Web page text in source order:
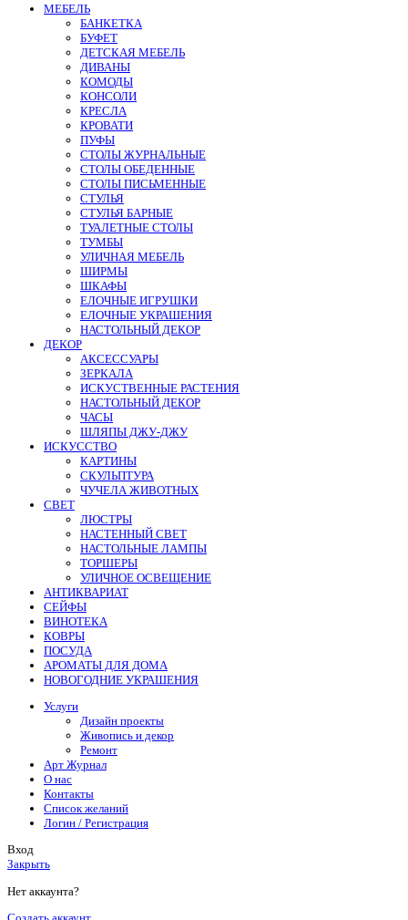
МЕБЕЛЬ
БАНКЕТКА
БУФЕТ
ДЕТСКАЯ МЕБЕЛЬ
ДИВАНЫ
КОМОДЫ
КОНСОЛИ
КРЕСЛА
КРОВАТИ
ПУФЫ
СТОЛЫ ЖУРНАЛЬНЫЕ
СТОЛЫ ОБЕДЕННЫЕ
СТОЛЫ ПИСЬМЕННЫЕ
СТУЛЬЯ
СТУЛЬЯ БАРНЫЕ
ТУАЛЕТНЫЕ СТОЛЫ
ТУМБЫ
УЛИЧНАЯ МЕБЕЛЬ
ШИРМЫ
ШКАФЫ
ЕЛОЧНЫЕ ИГРУШКИ
ЕЛОЧНЫЕ УКРАШЕНИЯ
НАСТОЛЬНЫЙ ДЕКОР
ДЕКОР
АКСЕССУАРЫ
ЗЕРКАЛА
ИСКУСТВЕННЫЕ РАСТЕНИЯ
НАСТОЛЬНЫЙ ДЕКОР
ЧАСЫ
ШЛЯПЫ ДЖУ-ДЖУ
ИСКУССТВО
КАРТИНЫ
СКУЛЬПТУРА
ЧУЧЕЛА ЖИВОТНЫХ
СВЕТ
ЛЮСТРЫ
НАСТЕННЫЙ СВЕТ
НАСТОЛЬНЫЕ ЛАМПЫ
ТОРШЕРЫ
УЛИЧНОЕ ОСВЕЩЕНИЕ
АНТИКВАРИАТ
СЕЙФЫ
ВИНОТЕКА
КОВРЫ
ПОСУДА
АРОМАТЫ ДЛЯ ДОМА
НОВОГОДНИЕ УКРАШЕНИЯ
Услуги
Дизайн проекты
Живопись и декор
Ремонт
Арт Журнал
О нас
Контакты
Список желаний
Логин / Регистрация
Вход
Закрыть
Нет аккаунта?